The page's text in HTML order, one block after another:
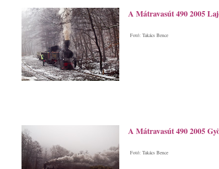
A Mátravasút 490 2005
Fotó: Takács Bence
A Mátravasút 490 2005
Fotó: Takács Bence